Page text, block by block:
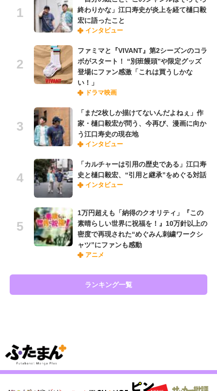
終わりかな」江口寿史が炎上を経て樋口毅
宏に語ったこと
インタビュー
ファミマと『VIVANT』第2シーズンのコラ
ボがスタート！ “別班饅頭”や限定グッズ
登場にファン感激「これは買うしかな
い！」
ドラマ映画
「まだ2枚しか描けてないんだよねぇ」作
家・樋口毅宏が問う、今再び、漫画に向か
う江口寿史の現在地
インタビュー
「カルチャーは引用の歴史である」江口寿
史と樋口毅宏、“引用と継承”をめぐる対話
インタビュー
1万円超えも「納得のクオリティ」『この
素晴らしい世界に祝福を！』10万針以上の
密度で再現された“めぐみん刺繍ワークシ
ャツ”にファンも感動
アニメ
ランキング一覧